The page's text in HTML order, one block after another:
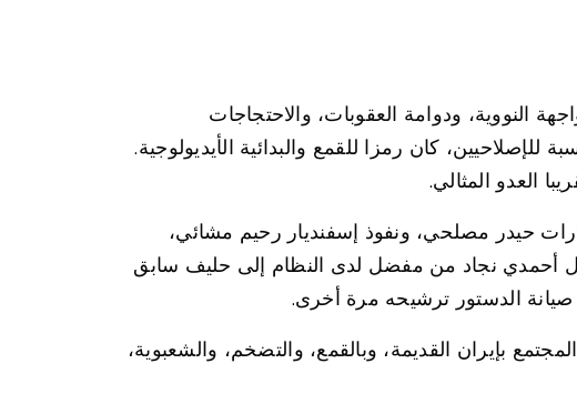
قاسية من المواجهة النووية، ودوامة العقوبات، والاحتجاجات
بالنسبة للإصلاحيين، كان رمزا للقمع والبدائية الأيديولوجية.
العدو المثالي.
الاستخبارات حيدر مصلحي، ونفوذ إسفنديار رحيم مشائي،
حول أحمدي نجاد من مفضل لدى النظام إلى حليف سابق
بإيران القديمة، وبالقمع، والتضخم، والشعبوية،